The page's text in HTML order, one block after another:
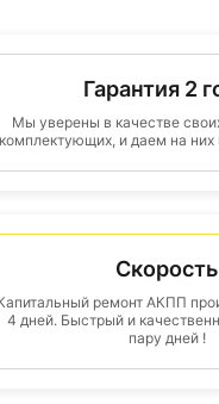
Гарантия 2
Мы уверены в качестве
комплектующих, и даем на них
Скорость
ремонт АКПП
4 дней. Быстрый и
пару дней !